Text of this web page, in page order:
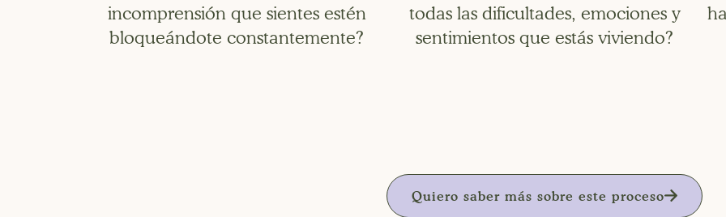
incomprensión que sientes estén
bloqueándote constantemente?
todas las dificultades, emociones y
sentimientos que estás viviendo?
Quiero saber más sobre este proceso